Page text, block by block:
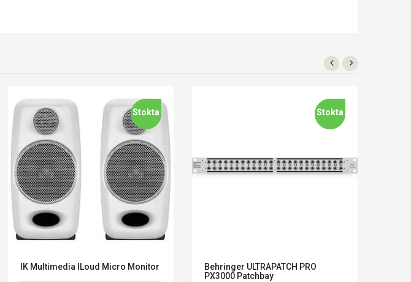
Stokta
IK Multimedia ILoud Micro Monitor
Stokta
Behringer ULTRAPATCH PRO
PX3000 Patchbay